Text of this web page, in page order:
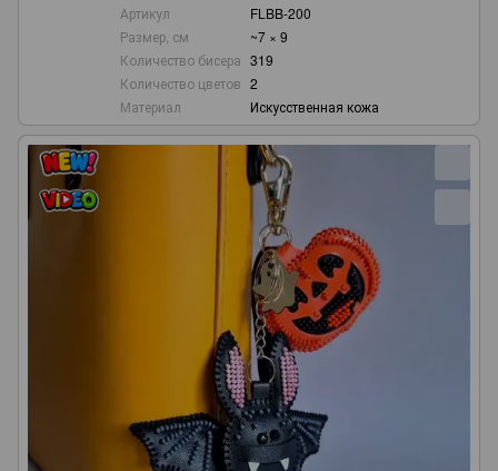
Артикул
FLBB-200
Размер, см
~7 × 9
Количество бисера 319
Количество цветов 2
Материал
Искусственная кожа